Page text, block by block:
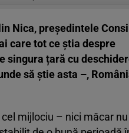
Nica, președintele
care tot ce știa despre
singura țară cu
să știe asta –,
mijlociu – nici măcar nu